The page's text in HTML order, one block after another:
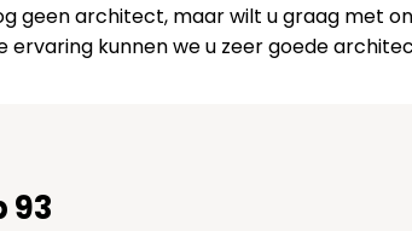
geen architect, maar wilt u graag met
ervaring kunnen we u zeer goede
93